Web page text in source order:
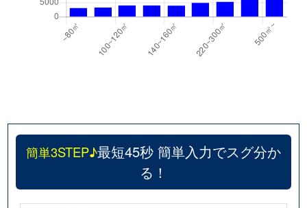
簡単3STEP♪最短45秒 簡単入力でスグ分か
る！